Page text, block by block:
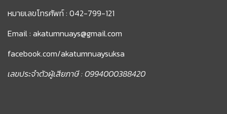
หมายเลขโทรศัพท์ : 042-799-121
Email : akatumnuays@gmail.com
facebook.com/akatumnuaysuksa
เลขประจำตัวผู้เสียภาษี : 0994000388420